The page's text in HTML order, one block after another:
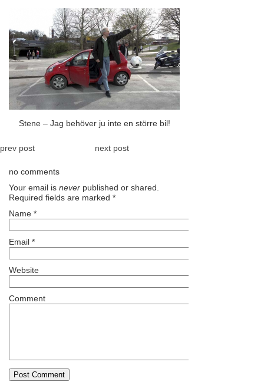
Stene – Jag behöver ju inte en större bil!
prev post next post
no comments
Your email is never published or shared.
Required fields are marked *
Name *
Email *
Website
Comment